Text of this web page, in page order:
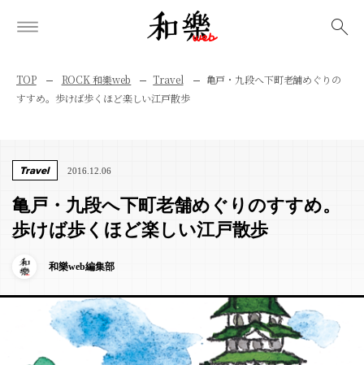
TOP ROCK 和樂web Travel
亀戸・九段へ下町老舗めぐりの
すすめ。歩けば歩くほど楽しい江戸散歩
Travel 2016.12.06
亀戸・九段へ下町老舗めぐりのすすめ。
歩けば歩くほど楽しい江戸散歩
和樂web編集部